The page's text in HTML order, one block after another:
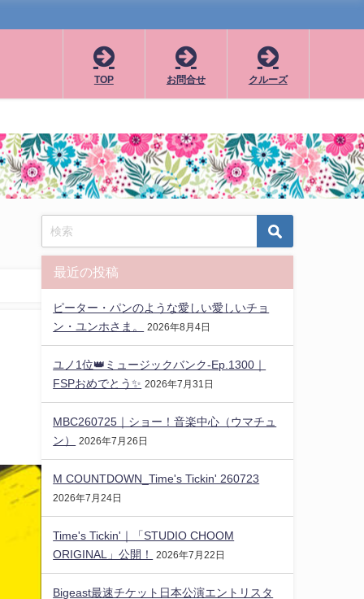
TOP お問合せ クルーズ
最近の投稿
ピーター・パンのような愛しい愛しいチョ
ン・ユンホさま。
2026年8月4日
ユノ1位👑ミュージックバンク-Ep.1300｜
FSPおめでとう✨️ 2026年7月31日
MBC260725｜ショー！音楽中心（ウマチュ
ン）
2026年7月26日
M COUNTDOWN_Time's Tickin' 260723
2026年7月24日
Time's Tickin'｜「STUDIO CHOOM
ORIGINAL」公開！
2026年7月22日
Bigeast最速チケット日本公演エントリスタ